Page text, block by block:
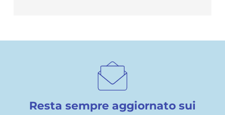
Resta sempre aggiornato sui